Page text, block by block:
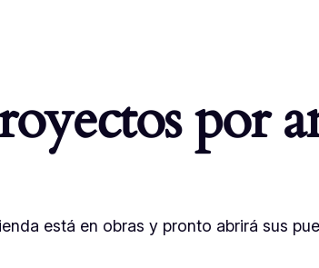
por
está en obras y pronto abrirá sus